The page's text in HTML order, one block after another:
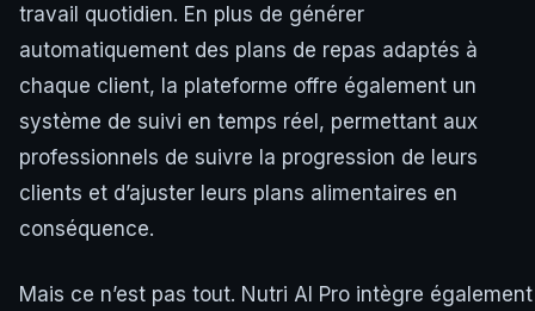
travail quotidien. En plus de générer
automatiquement des plans de repas adaptés à
chaque client, la plateforme offre également un
système de suivi en temps réel, permettant aux
professionnels de suivre la progression de leurs
clients et d’ajuster leurs plans alimentaires en
conséquence.
Mais ce n’est pas tout. Nutri AI Pro intègre également